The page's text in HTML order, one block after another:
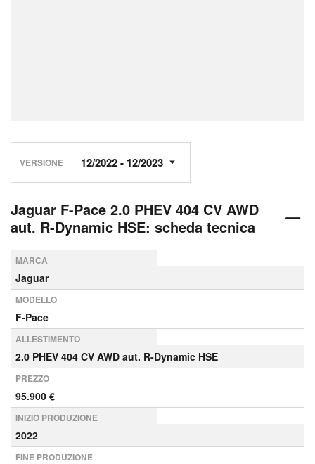
VERSIONE
Jaguar F-Pace 2.0 PHEV 404 CV AWD
aut. R-Dynamic HSE: scheda tecnica
MARCA
Jaguar
MODELLO
F-Pace
ALLESTIMENTO
2.0 PHEV 404 CV AWD aut. R-Dynamic HSE
PREZZO
95.900 €
INIZIO PRODUZIONE
2022
FINE PRODUZIONE